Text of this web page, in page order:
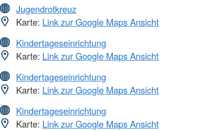
Jugendrotkreuz
Karte: Link zur Google Maps Ansicht
Kindertageseinrichtung
Karte: Link zur Google Maps Ansicht
Kindertageseinrichtung
Karte: Link zur Google Maps Ansicht
Kindertageseinrichtung
Karte: Link zur Google Maps Ansicht